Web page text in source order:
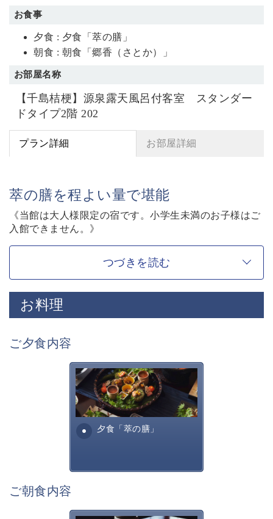
お食事
夕食 : 夕食「萃の膳」
朝食 : 朝食「郷香（さとか）」
お部屋名称
【千島桔梗】源泉露天風呂付客室 スタンダー
ドタイプ2階 202
プラン詳細 お部屋詳細
萃の膳を程よい量で堪能
《当館は大人様限定の宿です。小学生未満のお子様はご
入館できません。》
基本のコースと品数と内容はかわりませんが、小食の方
向けに量を加減しております。
色々なものを少しずつ味わいたい…、残すのがなんだか
申し訳ない…
◇プラン内容◇
■囲炉裏茶の間
囲炉裏を囲みながら、庭園を眺めながら・・
萃ならではの、集い語らう寛ぎの空間です。
チェックイン・チェックアウトはこちらで行います。
神秘的な諏訪湖を眺めながら寛ぎの時間をお過ごしくだ
さい。
宿用意の肌露出の少ない湯浴みを着て混浴にてご入浴頂
つづきを読む
お料理
ご夕食内容
夕食「萃の膳」
萃sui-諏訪湖のお食事は、旬
の美味しく安全な食材を信州
諏訪らしい調理方法で提供す
る萃諏訪湖の料理全...
ご朝食内容